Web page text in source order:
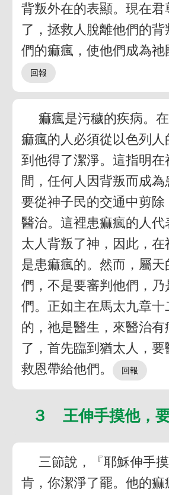
背叛外在的表顯。現在君
了，拯救人脫離他們的
們的痲瘋，使他們成為祂
痲瘋是污穢的疾病。
痲瘋的人必須從以色列人
到他得了潔淨。這指明在
間，任何人因背叛而成
要從神子民的交通中剪除
醫治。這裡患痲瘋的人
太人背叛了神，因此，在
是患痲瘋的。然而，屬
們，不是要審判他們，乃
們。正如主在馬太九章十
的，祂是醫生，來醫治有
了，首先臨到猶太人，
救恩帶給他們。
３ 王伸手摸他，
三節說，『耶穌伸手
肯，你潔淨了罷。他的痲